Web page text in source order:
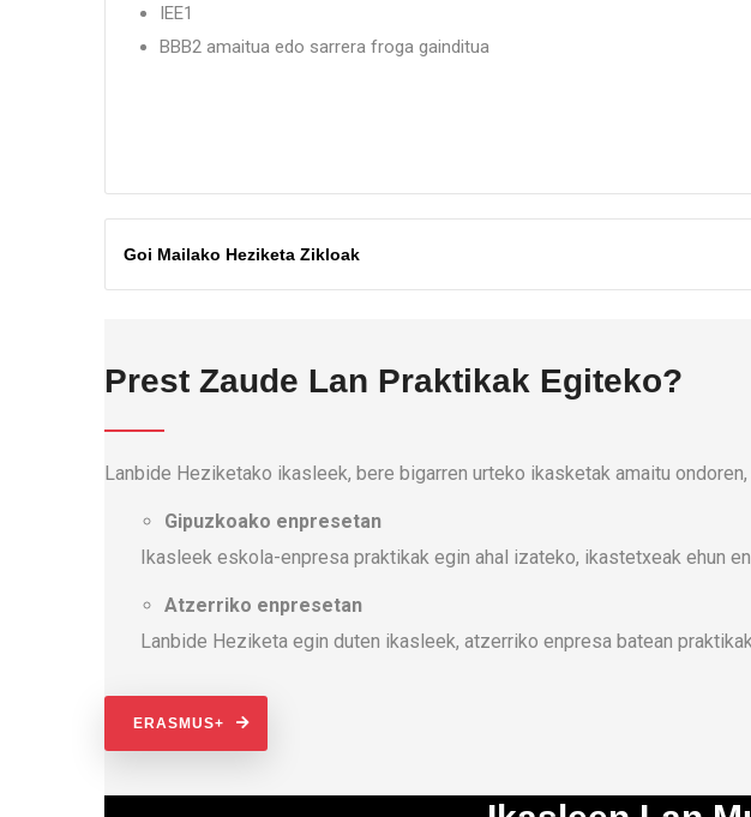
IEE1
BBB2 amaitua edo sarrera froga gainditua
Goi Mailako Heziketa Zikloak
Prest Zaude Lan Praktikak Egiteko?
Lanbide Heziketako ikasleek, bere bigarren urteko ikasketak amaitu
Gipuzkoako enpresetan
Ikasleek eskola-enpresa praktikak egin ahal izateko, ikastetxeak ehun
Atzerriko enpresetan
Lanbide Heziketa egin duten ikasleek, atzerriko enpresa batean
ERASMUS+